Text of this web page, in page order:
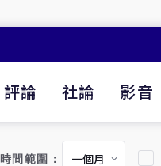
評論 社論 影音
時間範圍：